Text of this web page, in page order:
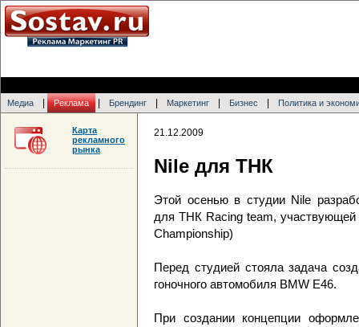
Медиа Реклама Брендинг Маркетинг Бизнес Политика и
21.12.2009
Nile для ТНК
Этой осенью в студии Nile
для ТНК Racing team, участвующей
Championship)
Перед студией стояла задача
гоночного автомобиля BMW E46.
При создании концепции
Карта
рекламного
рынка